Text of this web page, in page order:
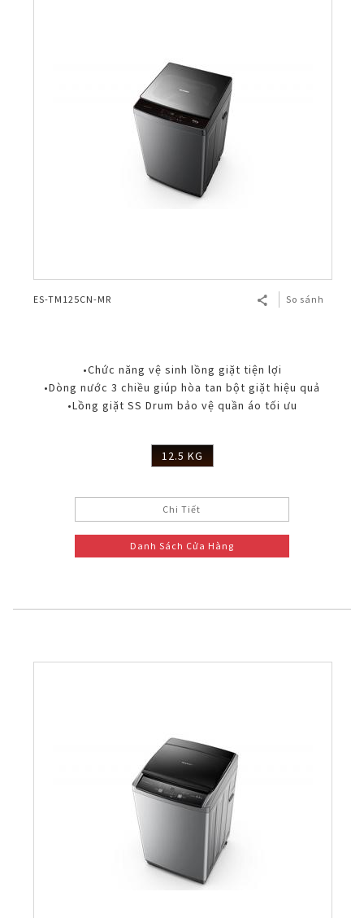
ES-TM125CN-MR So sánh
•Chức năng vệ sinh lồng giặt tiện lợi
•Dòng nước 3 chiều giúp hòa tan bột giặt hiệu quả
•Lồng giặt SS Drum bảo vệ quần áo tối ưu
12.5 KG
Chi Tiết
Danh Sách Cửa Hàng